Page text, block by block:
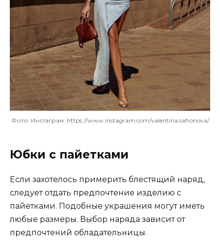
Фото: Инстаграм: https://www.instagram.com/valentina.safronova/
Юбки с пайетками
Если захотелось примерить блестящий наряд,
следует отдать предпочтение изделию с
пайетками. Подобные украшения могут иметь
любые размеры. Выбор наряда зависит от
предпочтений обладательницы.